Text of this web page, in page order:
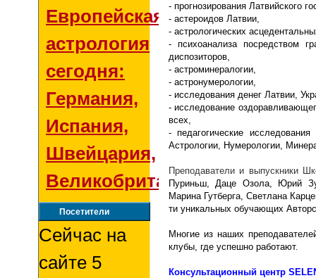
Европейская
астрология
сегодня:
Германия,
Испания,
Швейцария,
Великобритания
Посетители
Сейчас на
сайте 5
- прогнозирования Латвийского
- астероидов Латвии,
- астрологических
- психоанализа посредством
диспозиторов,
- астроминералогии,
- астронумерологии,
- исследования денег Латвии,
- исследование
всех,
- педагогические
Астрологии, Нумерологии,
Преподаватели и выпускники
Пуриньш, Даце Озола, Юрий
Марина Гутберга, Светлана
ти уникальных обучающих
Многие из наших
клубы, где успешно работают.
Консультационный центр